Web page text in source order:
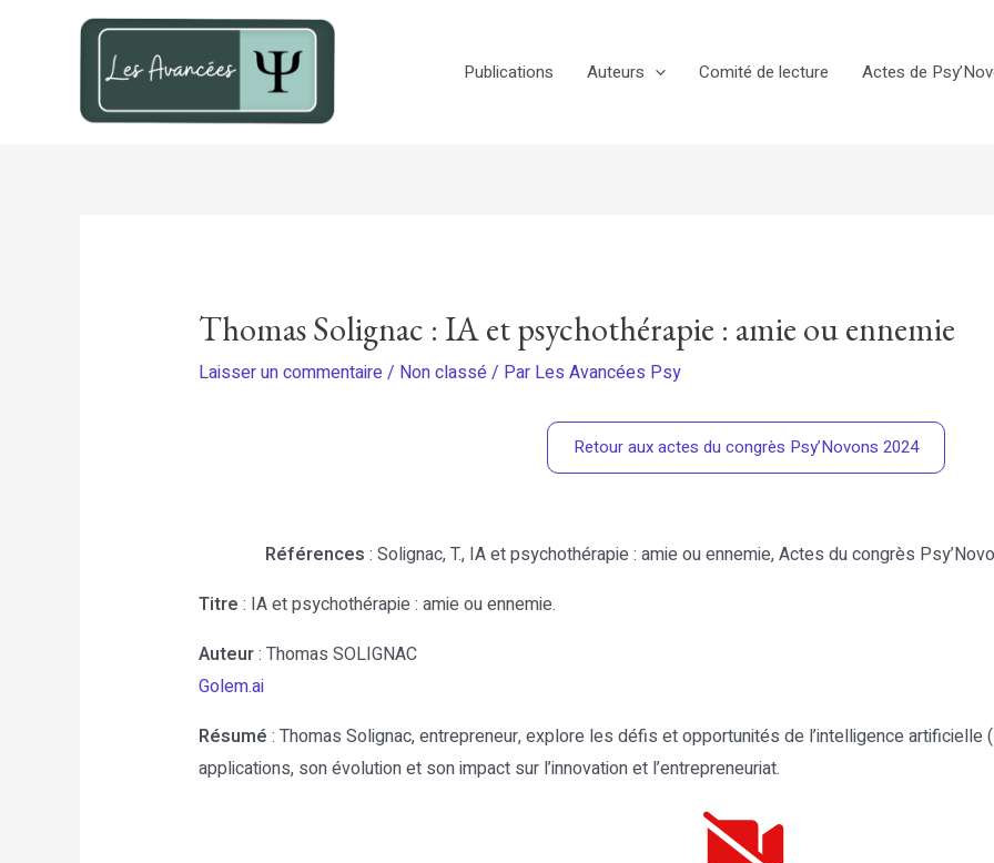
Publications Auteurs Comité de lecture Actes de
Thomas Solignac : IA et psychothérapie : amie ou ennemie
Laisser un commentaire/ Non classé/ Par Les Avancées Psy
Retour aux actes du congrès Psy’Novons 2024
Références : Solignac, T., IA et psychothérapie : amie ou ennemie, Actes du congrès
Titre : IA et psychothérapie : amie ou ennemie.
Auteur: Thomas SOLIGNAC
Golem.ai
Résumé : Thomas Solignac, entrepreneur, explore les défis et opportunités de l’intelligence artificielle
applications, son évolution et son impact sur l’innovation et l’entrepreneuriat.